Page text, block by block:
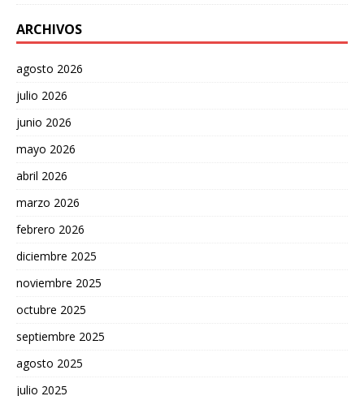
ARCHIVOS
agosto 2026
julio 2026
junio 2026
mayo 2026
abril 2026
marzo 2026
febrero 2026
diciembre 2025
noviembre 2025
octubre 2025
septiembre 2025
agosto 2025
julio 2025